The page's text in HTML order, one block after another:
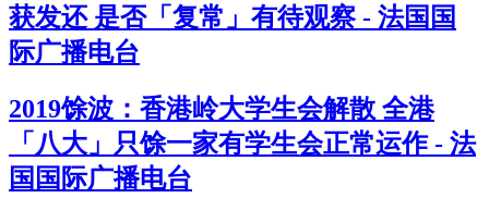
获发还 是否「复常」有待观察 - 法国国
际广播电台
2019馀波：香港岭大学生会解散 全港
「八大」只馀一家有学生会正常运作 - 法
国国际广播电台